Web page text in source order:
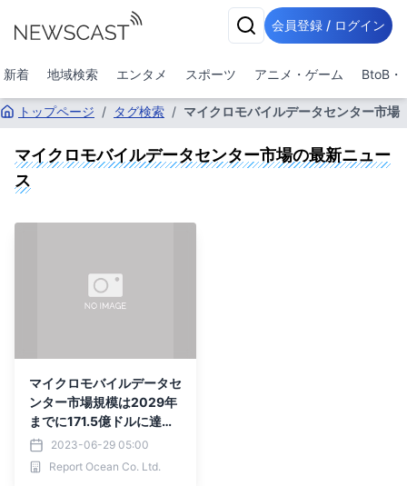
会員登録 / ログイン
新着 地域検索 エンタメ スポーツ アニメ・ゲーム BtoB・
トップページ / タグ検索 / マイクロモバイルデータセンター市場
マイクロモバイルデータセンター市場の最新ニュー
ス
マイクロモバイルデータセ
ンター市場規模は2029年
までに171.5億ドルに達す
る見込み - 最新予測
2023-06-29 05:00
Report Ocean Co. Ltd.